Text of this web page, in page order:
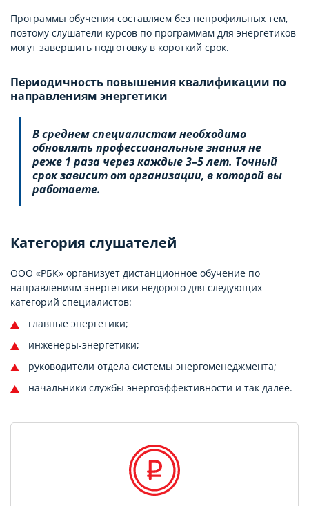
Программы обучения составляем без непрофильных тем,
поэтому слушатели курсов по программам для энергетиков
могут завершить подготовку в короткий срок.
Периодичность повышения квалификации по
направлениям энергетики
В среднем специалистам необходимо
обновлять профессиональные знания не
реже 1 раза через каждые 3–5 лет. Точный
срок зависит от организации, в которой вы
работаете.
Категория слушателей
ООО «РБК» организует дистанционное обучение по
направлениям энергетики недорого для следующих
категорий специалистов:
главные энергетики;
инженеры-энергетики;
руководители отдела системы энергоменеджмента;
начальники службы энергоэффективности и так далее.